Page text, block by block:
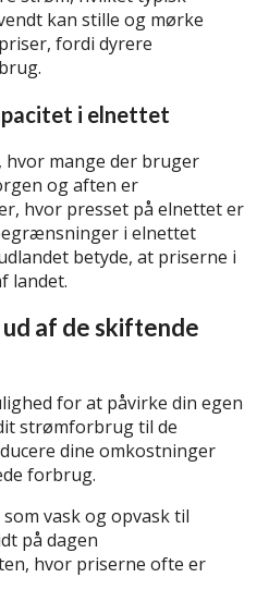
kan stille og mørke
fordi dyrere
i elnettet
hvor mange der bruger
og aften er
hvor presset på elnettet er
i elnettet
betyde, at priserne i
landet.
af de skiftende
for at påvirke din egen
strømforbrug til de
dine omkostninger
forbrug.
vask og opvask til
på dagen
hvor priserne ofte er